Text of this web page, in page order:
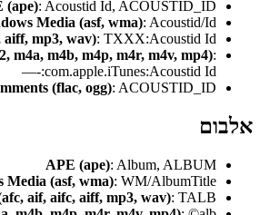
APE (ape): Acoustid Id, ACOUSTID_ID
Windows Media (asf, wma): Acoustid/Id
aifc, aiff, mp3, wav): TXXX:Acoustid Id
(3g2, m4a, m4b, m4p, m4r, m4v, mp4)
—-:com.apple.iTunes:Acoustid Id
Comments (flac, ogg): ACOUSTID_ID
APE (ape): Album, ALBUM
Media (asf, wma): WM/AlbumTitle
(afc, aif, aifc, aiff, mp3, wav): TALB